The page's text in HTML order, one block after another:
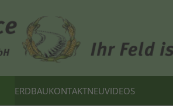
ERDBAUKONTAKTNEUVIDEOS